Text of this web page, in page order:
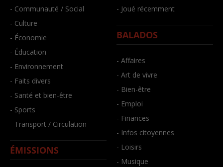
- Communauté / Social
- Culture
- Économie
- Éducation
- Environnement
- Faits divers
- Santé et bien-être
- Sports
- Transport / Circulation
ÉMISSIONS
- Joué récemment
BALADOS
- Affaires
- Art de vivre
- Bien-être
- Emploi
- Finances
- Infos citoyennes
- Loisirs
- Musique